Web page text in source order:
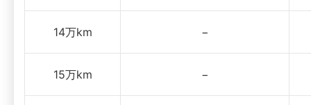
14万km −
15万km −